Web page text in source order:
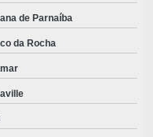
de Parnaíba
da Rocha